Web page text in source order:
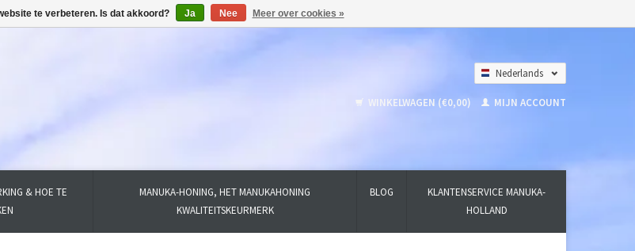
Nederlands
English
WINKELWAGEN (€0,00) MIJN ACCOUNT
& HOE TE
MANUKA-HONING, HET MANUKAHONING
KWALITEITSKEURMERK
BLOG
KLANTENSERVICE MANUKA-
HOLLAND
te verbeteren. Is dat akkoord? Ja Nee Meer over cookies »